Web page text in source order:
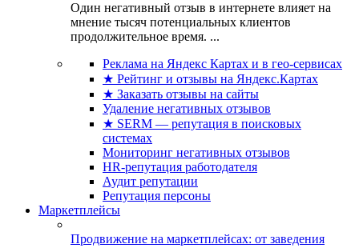
Один негативный отзыв в интернете влияет на
мнение тысяч потенциальных клиентов
продолжительное время. ...
Реклама на Яндекс Картах и в гео-сервисах
★ Рейтинг и отзывы на Яндекс.Картах
★ Заказать отзывы на сайты
Удаление негативных отзывов
★ SERM — репутация в поисковых
системах
Мониторинг негативных отзывов
HR-репутация работодателя
Аудит репутации
Репутация персоны
Маркетплейсы
Продвижение на маркетплейсах: от заведения